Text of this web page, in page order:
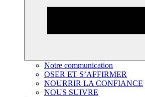
Notre communication
OSER ET S’AFFIRMER
NOURRIR LA CONFIANCE
NOUS SUIVRE